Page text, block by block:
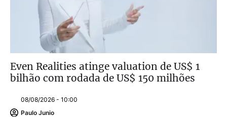
Even Realities atinge valuation de US$ 1
bilhão com rodada de US$ 150 milhões
08/08/2026 - 10:00
Paulo Junio